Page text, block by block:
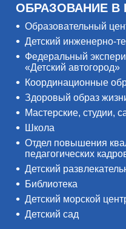
ОБРАЗОВАНИЕ В
Образовательный
Детский инженерно-
Федеральный
«Детский автогород»
Координационные
Здоровый образ
Мастерские, студии,
Школа
Отдел повышения
педагогических
Детский
Библиотека
Детский морской
Детский сад